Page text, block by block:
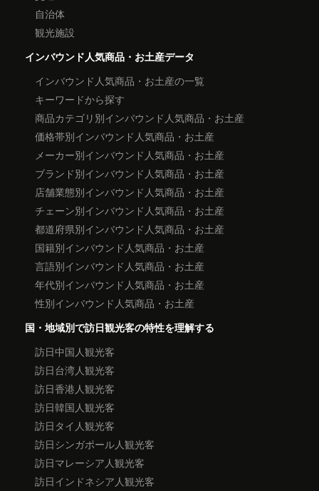
自治体
観光施設
インバウンド人気商品・お土産データ
インバウンド人気商品・お土産の一覧
キーワードから探す
商品カテゴリ別インバウンド人気商品・お土産
価格帯別インバウンド人気商品・お土産
メーカー別インバウンド人気商品・お土産
ブランド別インバウンド人気商品・お土産
店舗業態別インバウンド人気商品・お土産
チェーン別インバウンド人気商品・お土産
都道府県別インバウンド人気商品・お土産
国籍別インバウンド人気商品・お土産
言語別インバウンド人気商品・お土産
年代別インバウンド人気商品・お土産
性別インバウンド人気商品・お土産
国・地域別で訪日観光客の特性を理解する
訪日中国人観光客
訪日台湾人観光客
訪日香港人観光客
訪日韓国人観光客
訪日タイ人観光客
訪日シンガポール人観光客
訪日マレーシア人観光客
訪日インドネシア人観光客